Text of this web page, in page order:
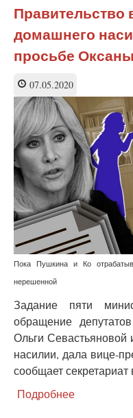
Мексики:
90%
сообщений
о
семейном
ложные
Правительство
домашнего
просьбе
07.05.2020
Пока Пушкина и Ко
нерешенной
Задание пяти
обращение
Ольги
насилии, дала вице-
сообщает
Подробнее